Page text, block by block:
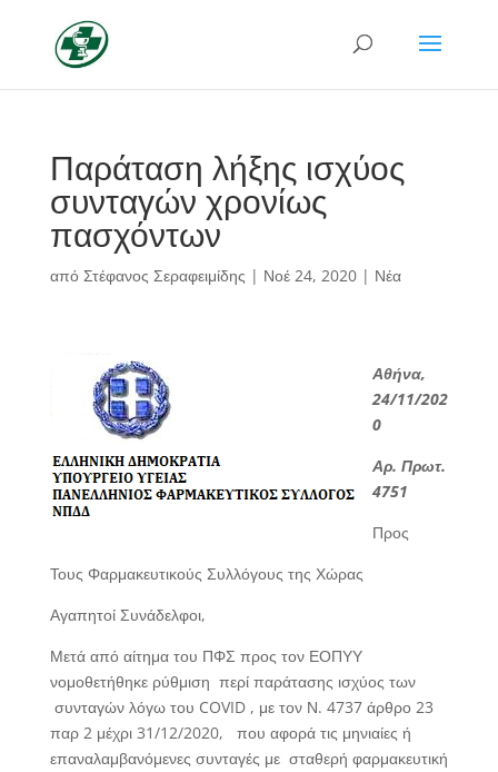
Παράταση λήξης ισχύος
συνταγών χρονίως
πασχόντων
από Στέφανος Σεραφειμίδης | Νοέ 24, 2020| Νέα
Αθήνα,
24/11/202
0
Αρ. Πρωτ.
4751
Προς
Τους Φαρμακευτικούς Συλλόγους της Χώρας
Αγαπητοί Συνάδελφοι,
Μετά από αίτημα του ΠΦΣ προς τον ΕΟΠΥΥ
νομοθετήθηκε ρύθμιση περί παράτασης ισχύος των
συνταγών λόγω του COVID , με τον Ν. 4737 άρθρο 23
παρ 2 μέχρι 31/12/2020, που αφορά τις μηνιαίες ή
επαναλαμβανόμενες συνταγές με σταθερή φαρμακευτική